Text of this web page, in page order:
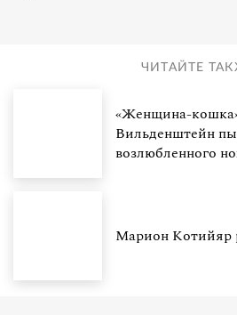
ЧИТАЙТЕ
«Женщина-
Вильденштейн
возлюбленного
Марион Котийяр